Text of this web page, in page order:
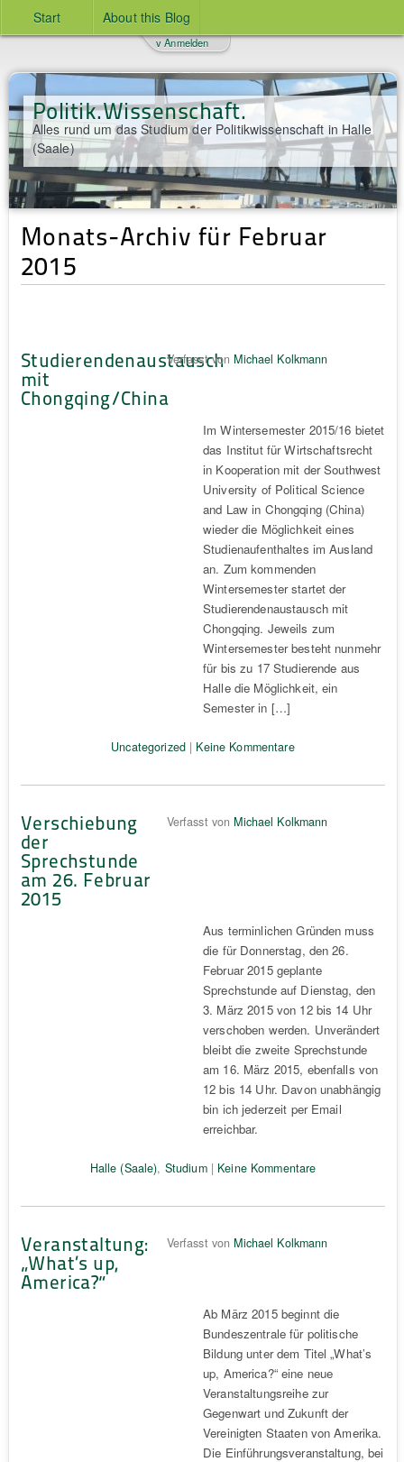
Start About this Blog
Politik.Wissenschaft.
Alles rund um das Studium der Politikwissenschaft in Halle
(Saale)
v Anmelden
Monats-Archiv für Februar
2015
Studierendenaustausch
mit
Chongqing/China
Verfasst von Michael Kolkmann
Im Wintersemester 2015/16 bietet
das Institut für Wirtschaftsrecht
in Kooperation mit der Southwest
University of Political Science
and Law in Chongqing (China)
wieder die Möglichkeit eines
Studienaufenthaltes im Ausland
an. Zum kommenden
Wintersemester startet der
Studierendenaustausch mit
Chongqing. Jeweils zum
Wintersemester besteht nunmehr
für bis zu 17 Studierende aus
Halle die Möglichkeit, ein
Semester in […]
Uncategorized | Keine Kommentare
Verschiebung
der
Sprechstunde
am 26. Februar
2015
Verfasst von Michael Kolkmann
Aus terminlichen Gründen muss
die für Donnerstag, den 26.
Februar 2015 geplante
Sprechstunde auf Dienstag, den
3. März 2015 von 12 bis 14 Uhr
verschoben werden. Unverändert
bleibt die zweite Sprechstunde
am 16. März 2015, ebenfalls von
12 bis 14 Uhr. Davon unabhängig
bin ich jederzeit per Email
erreichbar.
Halle (Saale), Studium| Keine Kommentare
Veranstaltung:
„What’s up,
America?“
Verfasst von Michael Kolkmann
Ab März 2015 beginnt die
Bundeszentrale für politische
Bildung unter dem Titel „What’s
up, America?“ eine neue
Veranstaltungsreihe zur
Gegenwart und Zukunft der
Vereinigten Staaten von Amerika.
Die Einführungsveranstaltung, bei